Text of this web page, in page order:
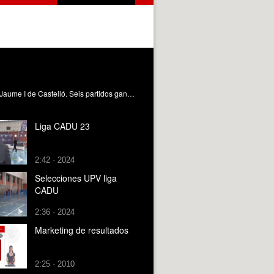
Segunda jornada de la liga CADU, campeonato de Deporte Universitario que se ha disputado entre la UPV y la Universitat Jaume I de Castelló. Seis partidos ganados, de nueve, es el resultado de los jugados en casa.
Liga CADU 23
2:42 · 2024
Selecciones UPV liga
CADU
2:36 · 2024
Marketing de resultados
2:25 · 2010